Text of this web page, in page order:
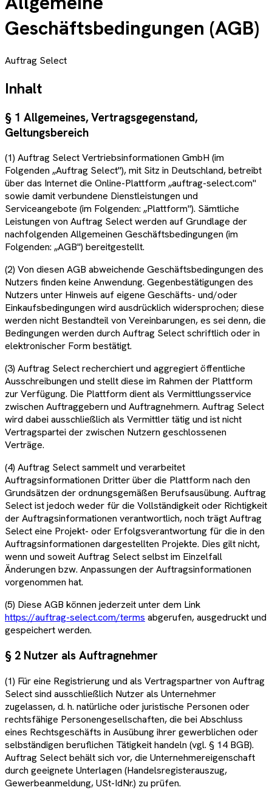
Geschäftsbedingungen (AGB)
Auftrag Select
Inhalt
§ 1 Allgemeines, Vertragsgegenstand,
Geltungsbereich
(1) Auftrag Select Vertriebsinformationen GmbH (im
Folgenden „Auftrag Select"), mit Sitz in Deutschland, betreibt
über das Internet die Online-Plattform „auftrag-select.com"
sowie damit verbundene Dienstleistungen und
Serviceangebote (im Folgenden: „Plattform"). Sämtliche
Leistungen von Auftrag Select werden auf Grundlage der
nachfolgenden Allgemeinen Geschäftsbedingungen (im
Folgenden: „AGB") bereitgestellt.
(2) Von diesen AGB abweichende Geschäftsbedingungen des
Nutzers finden keine Anwendung. Gegenbestätigungen des
Nutzers unter Hinweis auf eigene Geschäfts- und/oder
Einkaufsbedingungen wird ausdrücklich widersprochen; diese
werden nicht Bestandteil von Vereinbarungen, es sei denn, die
Bedingungen werden durch Auftrag Select schriftlich oder in
elektronischer Form bestätigt.
(3) Auftrag Select recherchiert und aggregiert öffentliche
Ausschreibungen und stellt diese im Rahmen der Plattform
zur Verfügung. Die Plattform dient als Vermittlungsservice
zwischen Auftraggebern und Auftragnehmern. Auftrag Select
wird dabei ausschließlich als Vermittler tätig und ist nicht
Vertragspartei der zwischen Nutzern geschlossenen
Verträge.
(4) Auftrag Select sammelt und verarbeitet
Auftragsinformationen Dritter über die Plattform nach den
Grundsätzen der ordnungsgemäßen Berufsausübung. Auftrag
Select ist jedoch weder für die Vollständigkeit oder Richtigkeit
der Auftragsinformationen verantwortlich, noch trägt Auftrag
Select eine Projekt- oder Erfolgsverantwortung für die in den
Auftragsinformationen dargestellten Projekte. Dies gilt nicht,
wenn und soweit Auftrag Select selbst im Einzelfall
Änderungen bzw. Anpassungen der Auftragsinformationen
vorgenommen hat.
(5) Diese AGB können jederzeit unter dem Link
https://auftrag-select.com/terms abgerufen, ausgedruckt und
gespeichert werden.
§ 2 Nutzer als Auftragnehmer
(1) Für eine Registrierung und als Vertragspartner von Auftrag
Select sind ausschließlich Nutzer als Unternehmer
zugelassen, d. h. natürliche oder juristische Personen oder
rechtsfähige Personengesellschaften, die bei Abschluss
eines Rechtsgeschäfts in Ausübung ihrer gewerblichen oder
selbständigen beruflichen Tätigkeit handeln (vgl. § 14 BGB).
Auftrag Select behält sich vor, die Unternehmereigenschaft
durch geeignete Unterlagen (Handelsregisterauszug,
Gewerbeanmeldung, USt-IdNr.) zu prüfen.